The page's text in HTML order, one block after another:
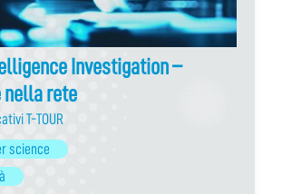
Investigation –
nella rete
T-TOUR
science